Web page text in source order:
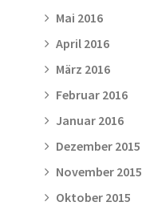
Mai 2016
April 2016
März 2016
Februar 2016
Januar 2016
Dezember 2015
November 2015
Oktober 2015